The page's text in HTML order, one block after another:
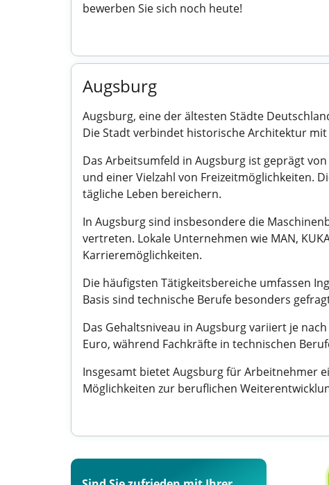
bewerben Sie sich noch heute!
Augsburg
Augsburg, eine der ältesten Städte
Die Stadt verbindet historische Architektur
Das Arbeitsumfeld in Augsburg ist geprägt
und einer Vielzahl von Freizeitmöglichkeiten.
tägliche Leben bereichern.
In Augsburg sind insbesondere die
vertreten. Lokale Unternehmen wie MAN,
Karrieremöglichkeiten.
Die häufigsten Tätigkeitsbereiche umfassen
Basis sind technische Berufe besonders
Das Gehaltsniveau in Augsburg variiert je
Euro, während Fachkräfte in technischen
Insgesamt bietet Augsburg für Arbeitnehmer
Möglichkeiten zur beruflichen